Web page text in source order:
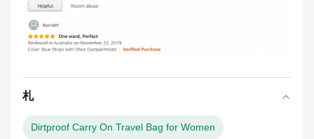
札
Dirtproof Carry On Travel Bag for Women